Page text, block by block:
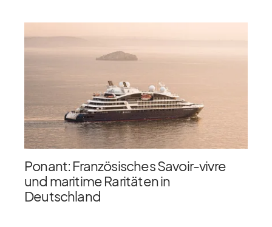
Ponant: Französisches Savoir-vivre
und maritime Raritäten in
Deutschland